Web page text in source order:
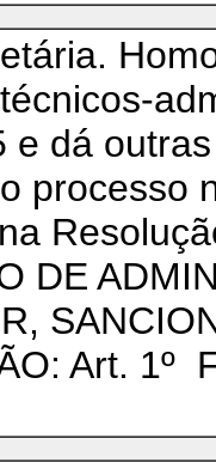
e dá
processo
DE
Art. 1º